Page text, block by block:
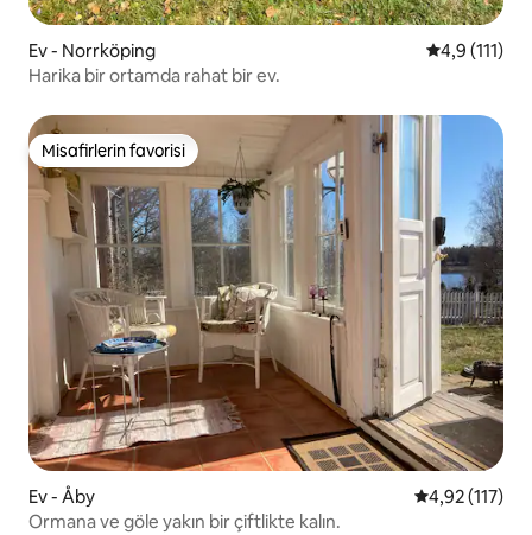
Ev - Norrköping 5 üzerinden
4,9 (111)
Harika bir ortamda rahat bir ev.
Misafirlerin favorisi
Misafirlerin favorisi
Ev - Åby 5 üzerinden
4,92 (117)
Ormana ve göle yakın bir çiftlikte kalın.